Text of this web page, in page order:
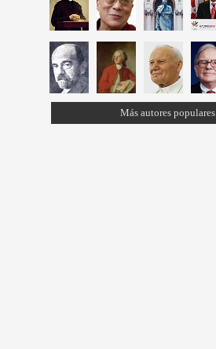
Más autores populares